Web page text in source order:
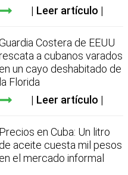
Leer artículo
Costera de EEUU
a cubanos varados
en un cayo deshabitado de
la Florida
Leer artículo
Precios en Cuba: Un litro
de aceite cuesta mil pesos
en el mercado informal